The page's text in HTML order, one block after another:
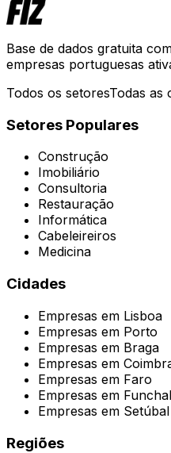
Base de dados gratuita
empresas portuguesas
Todos os setoresTodas as
Setores Populares
Construção
Imobiliário
Consultoria
Restauração
Informática
Cabeleireiros
Medicina
Cidades
Empresas em Lisboa
Empresas em Porto
Empresas em Braga
Empresas em
Empresas em Faro
Empresas em Funchal
Empresas em Setúbal
Regiões